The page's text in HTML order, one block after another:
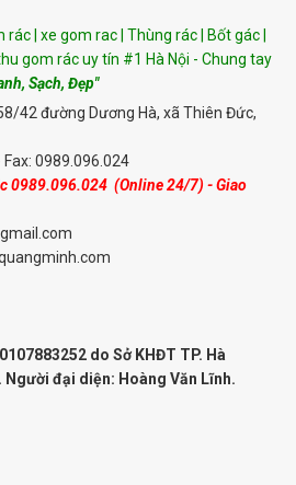
rác | xe gom rac | Thùng rác | Bốt gác |
gom rác uy tín #1 Hà Nội - Chung tay
Sạch, Đẹp"
42 đường Dương Hà, xã Thiên Đức,
Fax: 0989.096.024
0989.096.024 (Online 24/7) - Giao
do Sở KHĐT TP. Hà
Người đại diện: Hoàng Văn Lĩnh.